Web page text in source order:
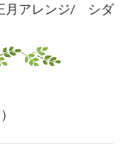
月アレンジ/ シダ